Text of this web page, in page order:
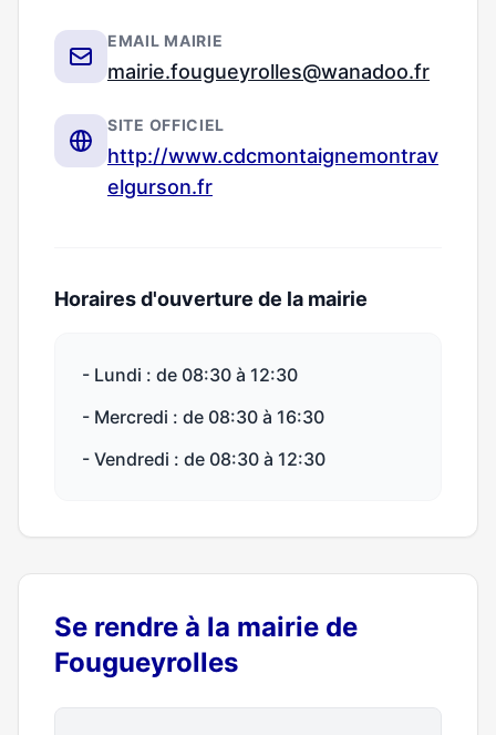
EMAIL MAIRIE
mairie.fougueyrolles@wanadoo.fr
SITE OFFICIEL
http://www.cdcmontaignemontrav
elgurson.fr
Horaires d'ouverture de la mairie
- Lundi : de 08:30 à 12:30
- Mercredi : de 08:30 à 16:30
- Vendredi : de 08:30 à 12:30
Se rendre à la mairie de
Fougueyrolles